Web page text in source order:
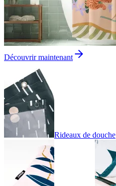
Découvrir maintenant
Rideaux de douche